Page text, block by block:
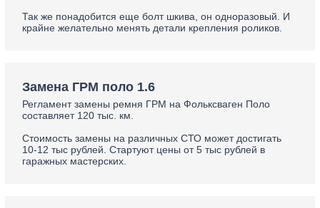
Так же понадобится еще болт шкива, он одноразовый. И
крайне желательно менять детали крепления роликов.
Замена ГРМ поло 1.6
Регламент замены ремня ГРМ на Фольксваген Поло
составляет 120 тыс. км.
Стоимость замены на различных СТО может достигать
10-12 тыс рублей. Стартуют цены от 5 тыс рублей в
гаражных мастерских.